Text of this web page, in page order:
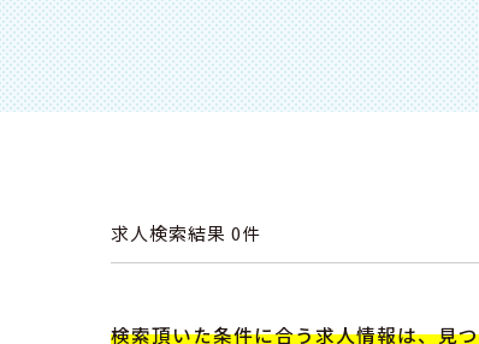
求人検索結果 0件
検索頂いた条件に合う求人情報は、見